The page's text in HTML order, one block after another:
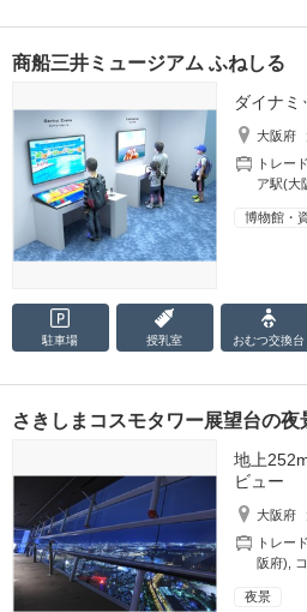
商船三井ミュージアム ふねしる
ダイナ
大阪府
トレー
ア駅(大
博物館・
駐車場 授乳室 おむつ交換台
さきしまコスモタワー展望台の夜
地上
ビュー
大阪府
トレー
阪府)
夜景